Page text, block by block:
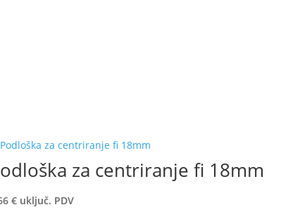
za centriranje fi 18mm
€ uključ. PDV